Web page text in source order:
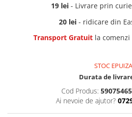
19 lei - Livrare prin
20 lei- ridicare din
Transport Gratuitla comenzi
STOC
Durata de
Cod Produs:
Ai nevoie de ajutor?